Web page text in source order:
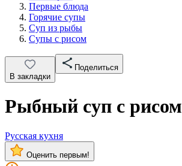
Первые блюда
Горячие супы
Суп из рыбы
Супы с рисом
В закладки
Поделиться
Рыбный суп с рисом
Русская кухня
Оценить первым!